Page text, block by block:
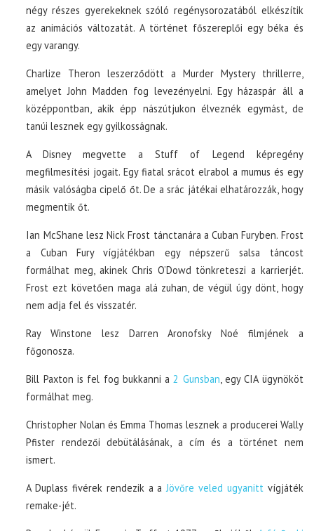
négy részes gyerekeknek szóló regénysorozatából elkészítik
az animációs változatát. A történet főszereplői egy béka és
egy varangy.
Charlize Theron leszerződött a Murder Mystery thrillerre,
amelyet John Madden fog levezényelni. Egy házaspár áll a
középpontban, akik épp nászútjukon élveznék egymást, de
tanúi lesznek egy gyilkosságnak.
A Disney megvette a Stuff of Legend képregény
megfilmesítési jogait. Egy fiatal srácot elrabol a mumus és egy
másik valóságba cipelő őt. De a srác játékai elhatározzák, hogy
megmentik őt.
Ian McShane lesz Nick Frost tánctanára a Cuban Furyben. Frost
a Cuban Fury vígjátékban egy népszerű salsa táncost
formálhat meg, akinek Chris O’Dowd tönkreteszi a karrierjét.
Frost ezt követően maga alá zuhan, de végül úgy dönt, hogy
nem adja fel és visszatér.
Ray Winstone lesz Darren Aronofsky Noé filmjének a
főgonosza.
Bill Paxton is fel fog bukkanni a 2 Gunsban, egy CIA ügynököt
formálhat meg.
Christopher Nolan és Emma Thomas lesznek a producerei Wally
Pfister rendezői debütálásának, a cím és a történet nem
ismert.
A Duplass fivérek rendezik a aJövőre veled ugyanittvígjáték
remake-jét.